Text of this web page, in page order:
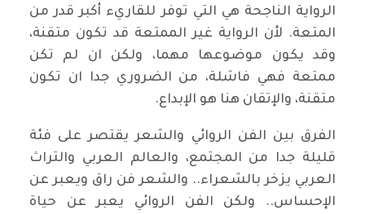
الرواية الناجحة هي التي توفر للقاريء أكبر قدر من
المتعة. لأن الرواية غير الممتعة قد تكون متقنة،
وقد يكون موضوعها مهما، ولكن ان لم تكن
ممتعة فهي فاشلة، من الضروري جدا ان تكون
متقنة، والإتقان هنا هو الإبداع.
الفرق بين الفن الروائي والشعر يقتصر على فئة
قليلة جدا من المجتمع، والعالم العربي والتراث
العربي يزخر بالشعراء.. والشعر فن راق ويعبر عن
الإحساس.. ولكن الفن الروائي يعبر عن حياة